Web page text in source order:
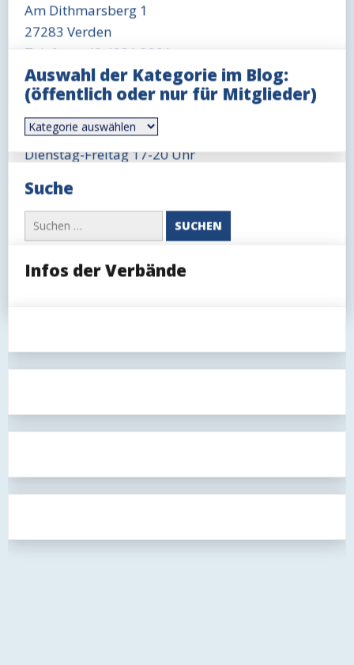
Am Dithmarsberg 1
27283 Verden
Telefon: +49 4231 3291
Öffnungszeit Büro
Mittwoch 18-19 Uhr
Öffnungszeit Gaststätte
Dienstag-Freitag 17-20 Uhr
Auswahl der Kategorie im Blog:
(öffentlich oder nur für Mitglieder)
Auswahl
der
im
(öffentlich
oder
nur
für
Mitglieder)
Suche
Suchen
nach:
Infos der Verbände